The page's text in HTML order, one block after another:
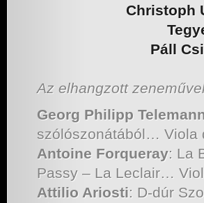
Christoph
Páll
Az elhangzott
Georg Philipp
szólószonátából… Viola
Antoine Forqueray: La
Passy – La Leclair…
Attilio Ariosti: D-dúr